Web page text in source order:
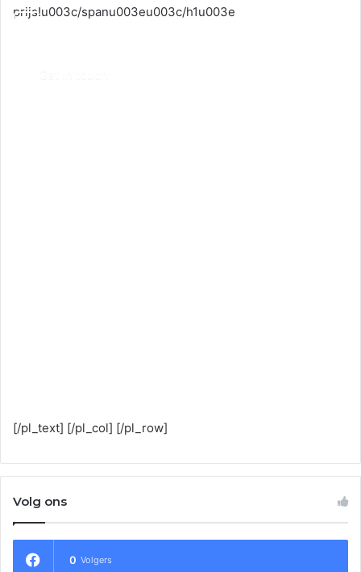
prijs!u003c/spanu003eu003c/h1u003e
[/pl_text] [/pl_col] [/pl_row]
Volg ons
0 Volgers